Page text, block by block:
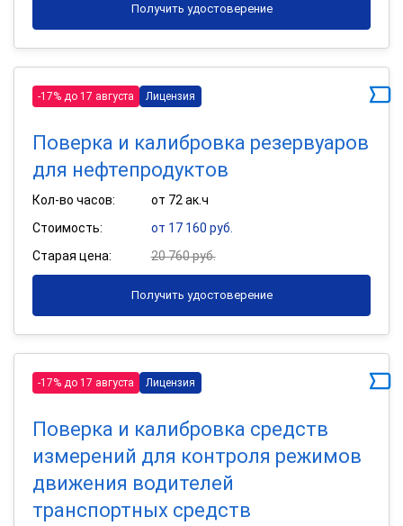
Получить удостоверение
-17% до 17 августа Лицензия
Поверка и калибровка резервуаров
для нефтепродуктов
Кол-во часов:
от 72 ак.ч
Стоимость:
от 17 160 руб.
Старая цена:
20 760 руб.
Получить удостоверение
-17% до 17 августа Лицензия
Поверка и калибровка средств
измерений для контроля режимов
движения водителей
транспортных средств